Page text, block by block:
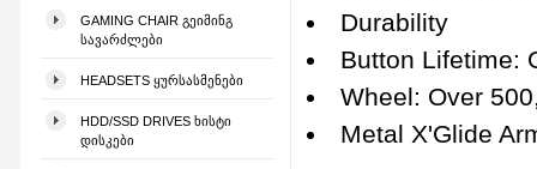
GAMING CHAIR ᲒᲔᲘᲛᲘᲜᲒ
ᲡᲐᲕᲐᲠᲫᲚᲔᲑᲘ
HEADSETS ᲧᲣᲠᲡᲐᲡᲛᲔᲜᲔᲑᲘ
HDD/SSD DRIVES ᲮᲘᲡᲢᲘ
ᲓᲘᲡᲙᲔᲑᲘ
Durability
Button Lifetime:
Wheel: Over
Metal X'Glide